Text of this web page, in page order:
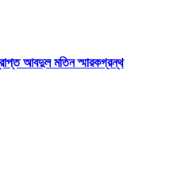
আবদুল মতিন স্মারকগ্রন্থ